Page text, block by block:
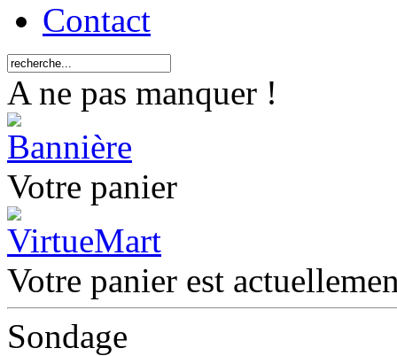
Contact
A ne pas manquer !
Votre panier
Votre panier est
Sondage